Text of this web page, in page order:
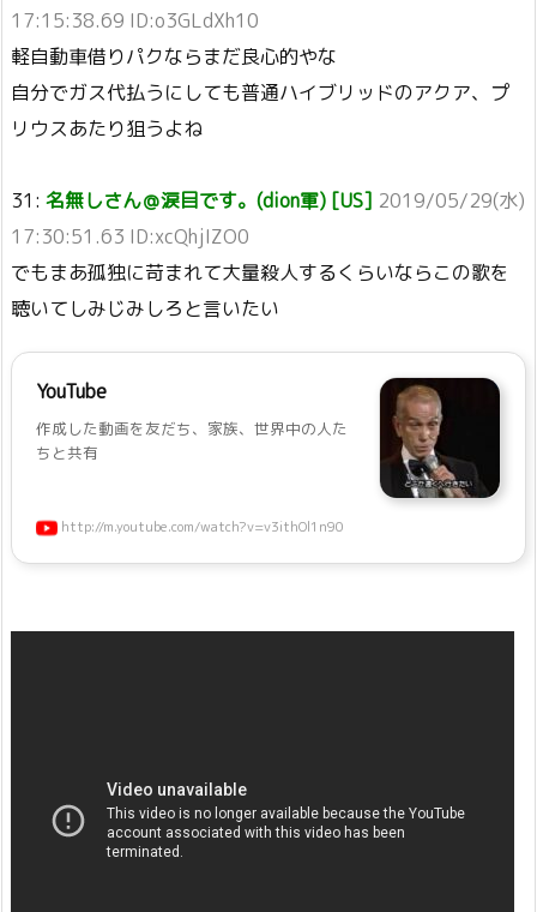
17:15:38.69 ID:o3GLdXh10
軽自動車借りパクならまだ良心的やな
自分でガス代払うにしても普通ハイブリッドのアクア、プ
リウスあたり狙うよね
31: 名無しさん＠涙目です。(dion軍) [US] 2019/05/29(水)
17:30:51.63 ID:xcQhjIZO0
でもまあ孤独に苛まれて大量殺人するくらいならこの歌を
聴いてしみじみしろと言いたい
YouTube
作成した動画を友だち、家族、世界中の人た
ちと共有
http://m.youtube.com/watch?v=v3ithOl1n90